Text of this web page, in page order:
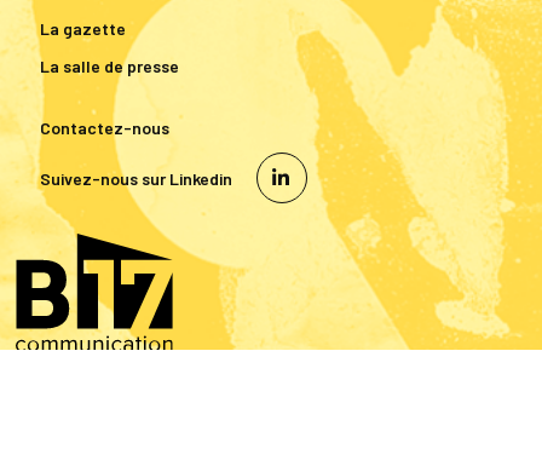
La gazette
La salle de presse
Contactez-nous
Suivez-nous sur Linkedin